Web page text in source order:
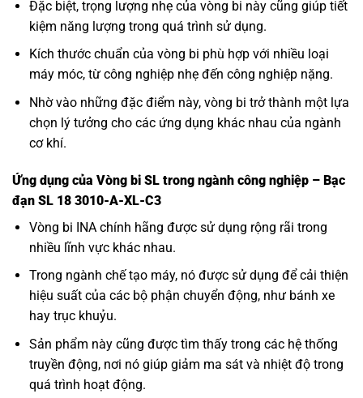
Đặc biệt, trọng lượng nhẹ của vòng bi này cũng giúp tiết
kiệm năng lượng trong quá trình sử dụng.
Kích thước chuẩn của vòng bi phù hợp với nhiều loại
máy móc, từ công nghiệp nhẹ đến công nghiệp nặng.
Nhờ vào những đặc điểm này, vòng bi trở thành một lựa
chọn lý tưởng cho các ứng dụng khác nhau của ngành
cơ khí.
Ứng dụng của Vòng bi SL trong ngành công nghiệp – Bạc
đạn SL 18 3010-A-XL-C3
Vòng bi INAchính hãng được sử dụng rộng rãi trong
nhiều lĩnh vực khác nhau.
Trong ngành chế tạo máy, nó được sử dụng để cải thiện
hiệu suất của các bộ phận chuyển động, như bánh xe
hay trục khuỷu.
Sản phẩm này cũng được tìm thấy trong các hệ thống
truyền động, nơi nó giúp giảm ma sát và nhiệt độ trong
quá trình hoạt động.